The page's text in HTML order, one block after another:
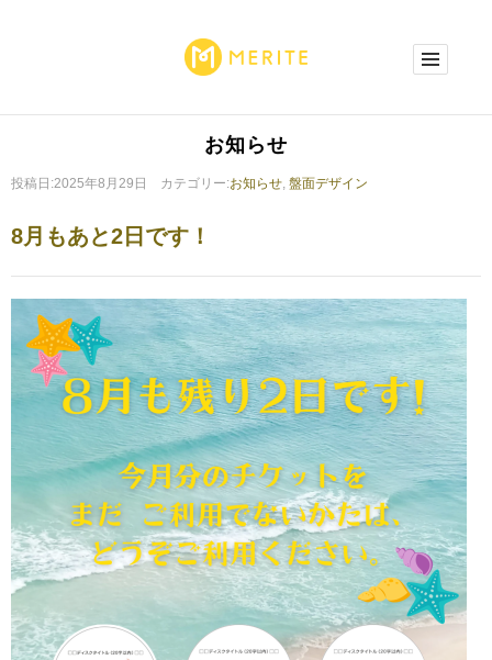
お知らせ
投稿日:2025年8月29日 カテゴリー:お知らせ, 盤面デザイン
8月もあと2日です！